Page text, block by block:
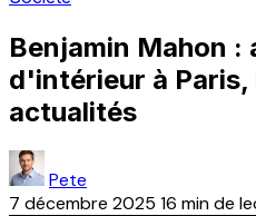
Benjamin Mahon :
d'intérieur à
actualités
Pete
7 décembre 2025 16 min de